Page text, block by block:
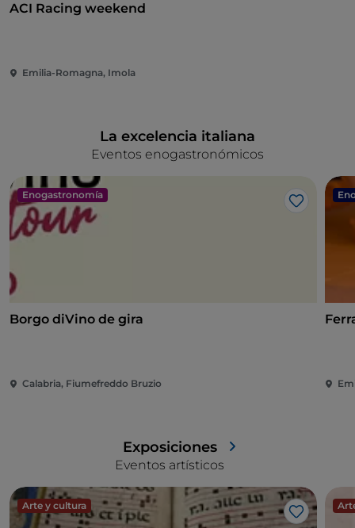
ACI Racing weekend
Emilia-Romagna, Imola
Eventos enogastronómicos
La excelencia italiana
Enogastronomía
Me gusta
Borgo diVino de gira
Calabria, Fiumefreddo Bruzio
Eventos artísticos
Exposiciones
Arte y cultura
Me gusta